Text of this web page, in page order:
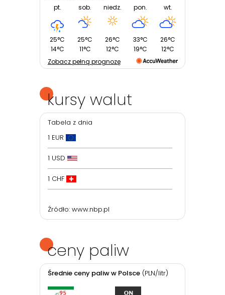
pt.
25°C
14°C
sob.
25°C
11°C
niedz.
26°C
12°C
pon.
33°C
19°C
wt.
26°C
12°C
Zobacz pełną prognozę
ceny paliw
Średnie ceny paliw w Polsce (PLN/litr)
kursy walut
Tabela z dnia
1 EUR
1 USD
1 CHF
Źródło: www.nbp.pl